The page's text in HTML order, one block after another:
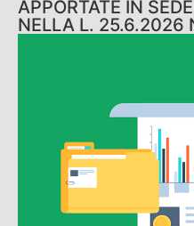
APPORTATE IN
NELLA L. 25.6.2026